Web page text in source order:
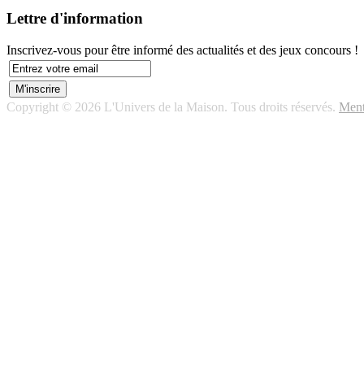
Lettre d'information
Inscrivez-vous pour être informé des actualités et des jeux concours !
Copyright © 2026 L'Univers de la Maison. Tous droits réservés.